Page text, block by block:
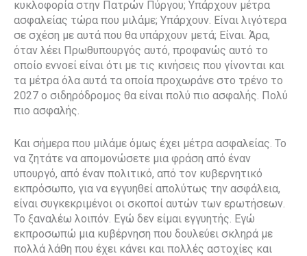
κυκλοφορία στην Πατρών Πύργου; Υπάρχουν μέτρα
ασφαλείας τώρα που μιλάμε; Υπάρχουν. Είναι λιγότερα
σε σχέση με αυτά που θα υπάρχουν μετά; Είναι. Άρα,
όταν λέει Πρωθυπουργός αυτό, προφανώς αυτό το
οποίο εννοεί είναι ότι με τις κινήσεις που γίνονται και
τα μέτρα όλα αυτά τα οποία προχωράνε στο τρένο το
2027 ο σιδηρόδρομος θα είναι πολύ πιο ασφαλής. Πολύ
πιο ασφαλής.
Και σήμερα που μιλάμε όμως έχει μέτρα ασφαλείας. Το
να ζητάτε να απομονώσετε μια φράση από έναν
υπουργό, από έναν πολιτικό, από τον κυβερνητικό
εκπρόσωπο, για να εγγυηθεί απολύτως την ασφάλεια,
είναι συγκεκριμένοι οι σκοποί αυτών των ερωτήσεων.
Το ξαναλέω λοιπόν. Εγώ δεν είμαι εγγυητής. Εγώ
εκπροσωπώ μια κυβέρνηση που δουλεύει σκληρά με
πολλά λάθη που έχει κάνει και πολλές αστοχίες και